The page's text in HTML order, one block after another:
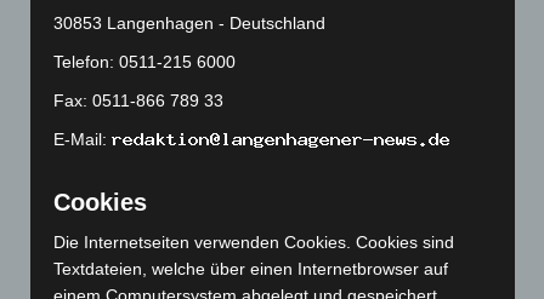
Juli 2024(89)
Juni 2024(107)
Mai 2024 (149)
März 2024
30853 Langenhagen - Deutschland
Telefon: 0511-215 6000
Fax: 0511-866 789 33
E-Mail:
Cookies
Die Internetseiten verwenden Cookies. Cookies sind
Textdateien, welche über einen Internetbrowser auf